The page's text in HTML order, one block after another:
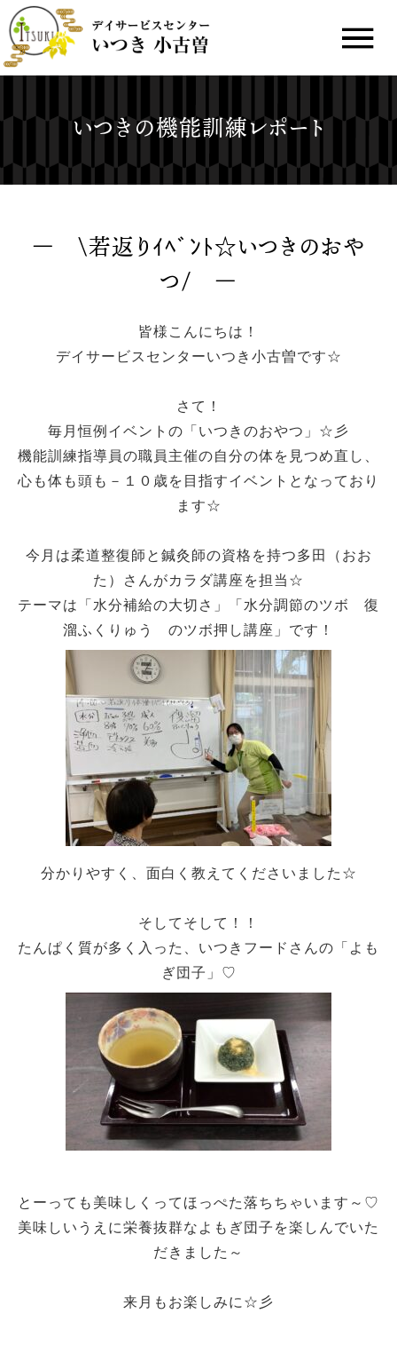
いつきの機能訓練レポート
\若返りｲﾍﾞﾝﾄ☆いつきのおや
つ/
皆様こんにちは！
デイサービスセンターいつき小古曽です☆
さて！
毎月恒例イベントの「いつきのおやつ」☆彡
機能訓練指導員の職員主催の自分の体を見つめ直し、
心も体も頭も－１０歳を目指すイベントとなっており
ます☆
今月は柔道整復師と鍼灸師の資格を持つ多田（おお
た）さんがカラダ講座を担当☆
テーマは「水分補給の大切さ」「水分調節のツボ 復
溜ふくりゅう のツボ押し講座」です！
分かりやすく、面白く教えてくださいました☆
そしてそして！！
たんぱく質が多く入った、いつきフードさんの「よも
ぎ団子」♡
とーっても美味しくってほっぺた落ちちゃいます～♡
美味しいうえに栄養抜群なよもぎ団子を楽しんでいた
だきました～
来月もお楽しみに☆彡